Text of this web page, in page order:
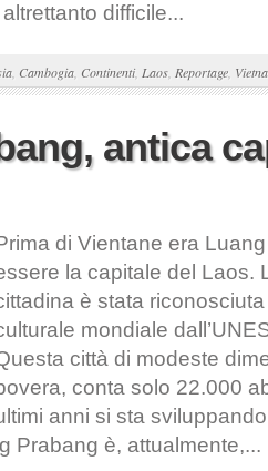
difficile...
Cambogia Continenti, Laos Reportage
antica
di Vientane era
la capitale del Laos.
è stata
mondiale
città di modeste
conta solo 22.000
anni si sta
Prabang è, attualmente,...